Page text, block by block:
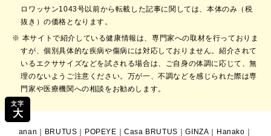
文字
大
ロワッサン1043号以前から転載した記事に関しては、本体のみ（税
抜き）の価格となります。
本サイトで紹介している健康情報は、専門家への取材を行っておりま
すが、個別具体的な疾病や傷病には対応しておりません。紹介されて
いるエクササイズなどを試される場合は、ご自身の体調に応じて、無
理のないようご注意ください。万が一、不調などを感じられた際は専
門家や医療機関への相談をお勧めします。
anan BRUTUS POPEYE ｜Casa BRUTUS ｜GINZA Hanako